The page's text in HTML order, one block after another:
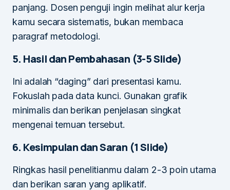
panjang. Dosen penguji ingin melihat alur kerja
kamu secara sistematis, bukan membaca
paragraf metodologi.
5. Hasil dan Pembahasan (3-5 Slide)
Ini adalah “daging” dari presentasi kamu.
Fokuslah pada data kunci. Gunakan grafik
minimalis dan berikan penjelasan singkat
mengenai temuan tersebut.
6. Kesimpulan dan Saran (1 Slide)
Ringkas hasil penelitianmu dalam 2-3 poin utama
dan berikan saran yang aplikatif.